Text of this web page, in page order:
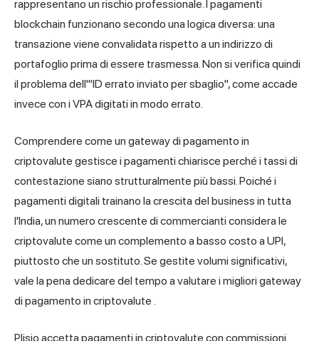
rappresentano un rischio professionale. I pagamenti
blockchain funzionano secondo una logica diversa: una
transazione viene convalidata rispetto a un indirizzo di
portafoglio prima di essere trasmessa. Non si verifica quindi
il problema dell'"ID errato inviato per sbaglio", come accade
invece con i VPA digitati in modo errato.
Comprendere come un gateway di pagamento in
criptovalute gestisce i pagamenti chiarisce perché i tassi di
contestazione siano strutturalmente più bassi. Poiché i
pagamenti digitali trainano la crescita del business in tutta
l'India, un numero crescente di commercianti considera le
criptovalute come un complemento a basso costo a UPI,
piuttosto che un sostituto. Se gestite volumi significativi,
vale la pena dedicare del tempo a valutare imigliori gateway
di pagamento in criptovalute .
Plisio accetta pagamenti in criptovalute con commissioni